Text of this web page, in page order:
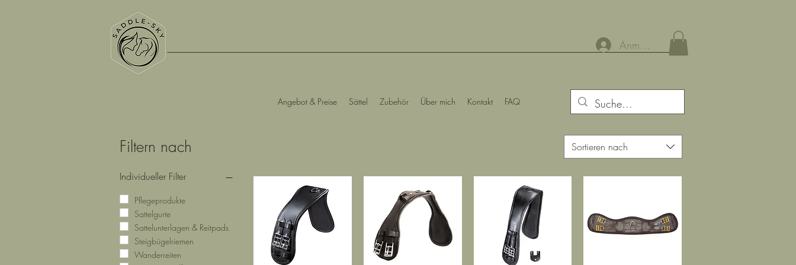
Anmelden
Angebot & Preise Sättel Zubehör Über mich Kontakt FAQ
Filtern nach
Individueller Filter
Pflegeprodukte
Sattelgurte
Sattelunterlagen & Reitpads
Steigbügelriemen
Wanderreiten
Sortieren nach